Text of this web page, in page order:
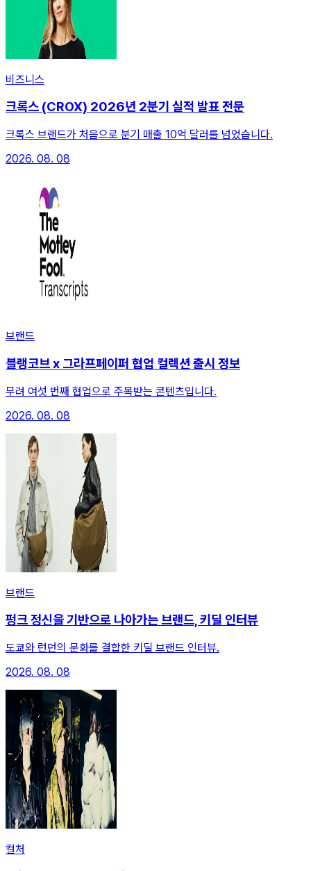
비즈니스
크록스 (CROX) 2026년 2분기 실적 발표 전문
크록스 브랜드가 처음으로 분기 매출 10억 달러를 넘었습니다.
2026. 08. 08
브랜드
블랭코브 x 그라프페이퍼 협업 컬렉션 출시 정보
무려 여섯 번째 협업으로 주목받는 콘텐츠입니다.
2026. 08. 08
브랜드
펑크 정신을 기반으로 나아가는 브랜드, 키딜 인터뷰
도쿄와 런던의 문화를 결합한 키딜 브랜드 인터뷰.
2026. 08. 08
컬처